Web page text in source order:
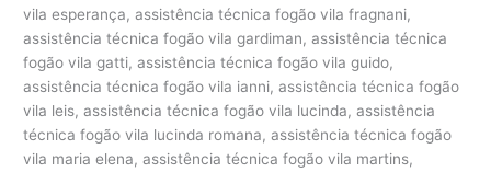
vila esperança, assistência técnica fogão vila fragnani,
assistência técnica fogão vila gardiman, assistência técnica
fogão vila gatti, assistência técnica fogão vila guido,
assistência técnica fogão vila ianni, assistência técnica fogão
vila leis, assistência técnica fogão vila lucinda, assistência
técnica fogão vila lucinda romana, assistência técnica fogão
vila maria elena, assistência técnica fogão vila martins,